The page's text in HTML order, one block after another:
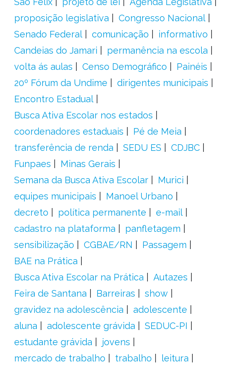
proposição legislativa
Congresso Nacional
Senado Federal
comunicação
informativo
Candeias do Jamari
permanência na escola
volta ás aulas
Censo Demográfico
Painéis
20º Fórum da Undime
dirigentes municipais
Encontro Estadual
Busca Ativa Escolar nos estados
coordenadores estaduais
Pé de Meia
transferência de renda
SEDU ES
CDJBC
Funpaes
Minas Gerais
Semana da Busca Ativa Escolar
Murici
equipes municipais
Manoel Urbano
decreto
política permanente
e-mail
cadastro na plataforma
panfletagem
sensibilização
CGBAE/RN
Passagem
BAE na Prática
Busca Ativa Escolar na Prática
Autazes
Feira de Santana
Barreiras
show
gravidez na adolescência
adolescente
aluna
adolescente grávida
SEDUC-PI
estudante grávida
jovens
mercado de trabalho
trabalho
leitura